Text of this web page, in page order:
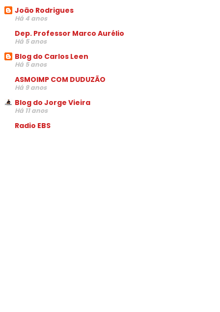
João Rodrigues
Há 4 anos
Dep. Professor Marco Aurélio
Há 5 anos
Blog do Carlos Leen
Há 5 anos
ASMOIMP COM DUDUZÃO
Há 9 anos
Blog do Jorge Vieira
Há 11 anos
Radio EBS